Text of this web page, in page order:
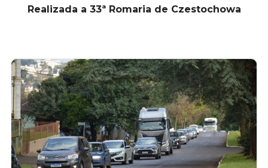
Realizada a 33ª Romaria de Czestochowa